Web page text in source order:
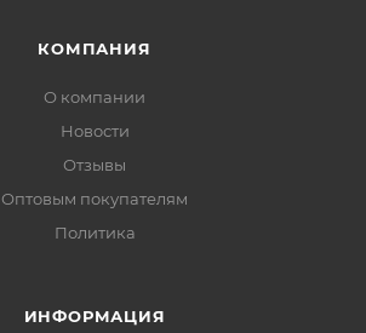
КОМПАНИЯ
О компании
Новости
Отзывы
Оптовым покупателям
Политика
ИНФОРМАЦИЯ